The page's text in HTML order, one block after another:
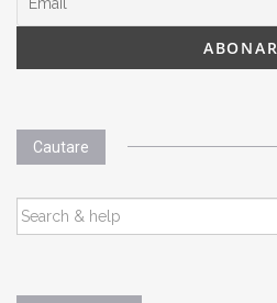
Cautare
SEARCH
FOR: